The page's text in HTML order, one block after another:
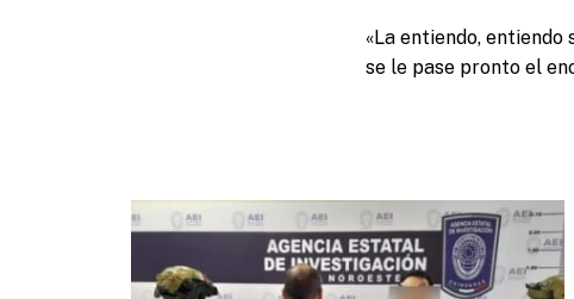
«La entiendo,
se le pase pronto el